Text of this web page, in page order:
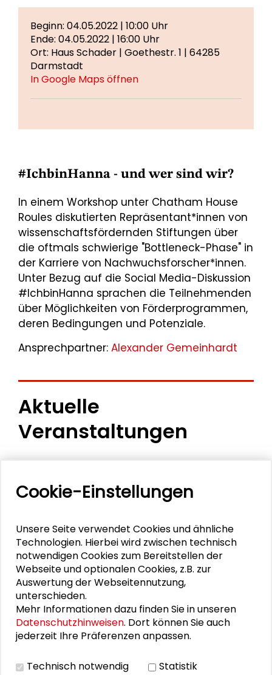
Beginn: 04.05.2022 | 10:00 Uhr
Ende: 04.05.2022 | 16:00 Uhr
Ort: Haus Schader | Goethestr. 1 | 64285
Darmstadt
In Google Maps öffnen
#IchbinHanna - und wer sind wir?
In einem Workshop unter Chatham House
Roules diskutierten Repräsentant*innen von
wissenschaftsfördernden Stiftungen über
die oftmals schwierige "Bottleneck-Phase" in
der Karriere von Nachwuchsforscher*innen.
Unter Bezug auf die Social Media-Diskussion
#IchbinHanna sprachen die Teilnehmenden
über Möglichkeiten von Förderprogrammen,
deren Bedingungen und Potenziale.
Ansprechpartner: Alexander Gemeinhardt
Aktuelle
Veranstaltungen
11. Internationale Waldkunstkonferenz
Schlüsseltexte für die Wirtschaft von morgen
Zusammen mehr erreichen – Zukunftsbündnis im
Dialog
Schader-Festival 2026
25. Runder Tisch Wissenschaftsstadt Darmstadt
Cookie-Einstellungen
Unsere Seite verwendet Cookies und ähnliche
Technologien. Hierbei wird zwischen technisch
notwendigen Cookies zum Bereitstellen der
Webseite und optionalen Cookies, z.B. zur
Auswertung der Webseitennutzung,
unterschieden.
Mehr Informationen dazu finden Sie in unseren
Datenschutzhinweisen. Dort können Sie auch
jederzeit Ihre Präferenzen anpassen.
Technisch notwendig Statistik